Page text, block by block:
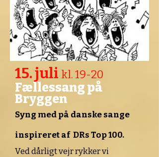
15. juli kl. 19-20
Fællessang på
Bryggen
Syng med på danske sange
inspireret af DRs Top 100.
Ved dårligt vejr rykker vi